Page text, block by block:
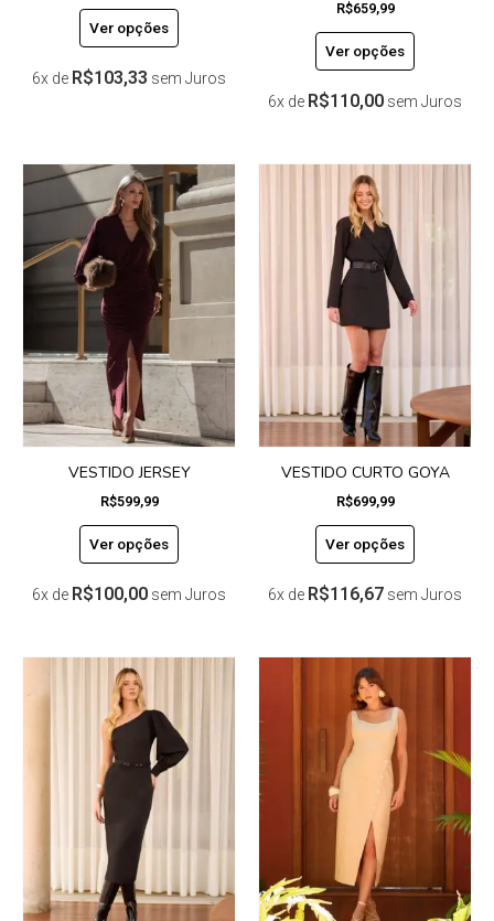
Ver opções
6x de R$103,33 sem Juros
R$659,99
Ver opções
6x de R$110,00 sem Juros
VESTIDO JERSEY
R$599,99
Ver opções
Este
produto
tem
várias
variantes.
opções
ser
escolhidas
na
página
do
6x de R$100,00 sem Juros
VESTIDO CURTO GOYA
R$699,99
Ver opções
tem
várias
As
opções
ser
escolhidas
na
página
do
6x de R$116,67 sem Juros
tem
várias
variantes.
escolhidas
na
variantes.
opções
podem
escolhidas